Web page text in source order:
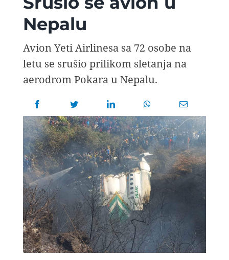
AVIOPEDIA
SPECIJAL
FOTO PRIČA
AGENT
Search
for:
Nepalu
Avion Yeti Airlinesa sa 72 osobe na
letu se srušio prilikom sletanja na
aerodrom Pokara u Nepalu.